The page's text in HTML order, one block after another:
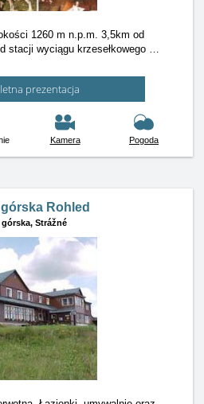
1260 m n.p.m. 3,5km od
stacji wyciągu krzesełkowego …
prezentacja
Kamera Pogoda
Rohled
górska, Strážné